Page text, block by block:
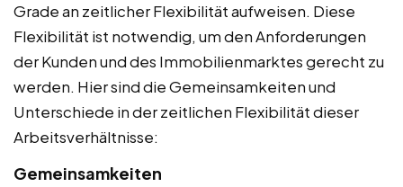
Grade an zeitlicher Flexibilität aufweisen. Diese
Flexibilität ist notwendig, um den Anforderungen
der Kunden und des Immobilienmarktes gerecht zu
werden. Hier sind die Gemeinsamkeiten und
Unterschiede in der zeitlichen Flexibilität dieser
Arbeitsverhältnisse:
Gemeinsamkeiten